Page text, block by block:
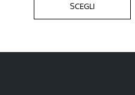
SCEGLI